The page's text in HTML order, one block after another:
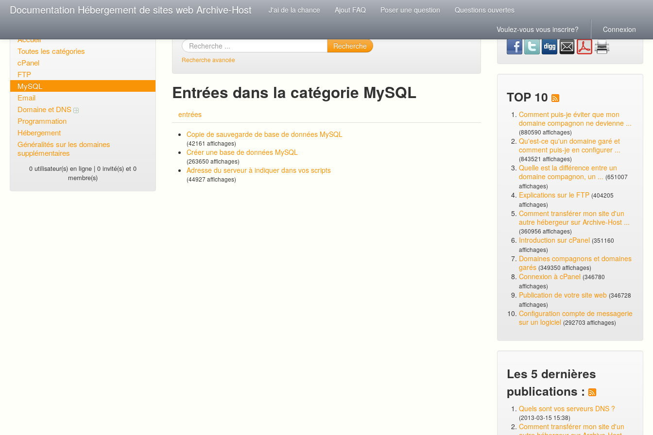
Documentation Hébergement de sites web Archive-Host J'ai de la chance Ajout FAQ Poser une question
Questions ouvertes
Voulez-vous vous inscrire?
Connexion
Accueil
Toutes les catégories
cPanel
FTP
MySQL
Email
Domaine et DNS
Programmation
Hébergement
Généralités sur les domaines
supplémentaires
0 utilisateur(s) en ligne | 0 invité(s) et 0
membre(s)
Recherche
Recherche avancée
Entrées dans la catégorie MySQL
entrées
Copie de sauvegarde de base de données MySQL
(42161 affichages)
Créer une base de données MySQL
(263650 affichages)
Adresse du serveur à indiquer dans vos scripts
(44927 affichages)
TOP 10
Comment puis-je éviter que mon
domaine compagnon ne devienne ...
(880590 affichages)
Qu'est-ce qu'un domaine garé et
comment puis-je en configurer ...
(843521 affichages)
Quelle est la différence entre un
domaine compagnon, un ... (651007
affichages)
Explications sur le FTP (404205
affichages)
Comment transférer mon site d'un
autre hébergeur sur Archive-Host ...
(360956 affichages)
Introduction sur cPanel (351160
affichages)
Domaines compagnons et domaines
garés (349350 affichages)
Connexion à cPanel (346780
affichages)
Publication de votre site web (346728
affichages)
Configuration compte de messagerie
sur un logiciel (292703 affichages)
Les 5 dernières
publications :
Quels sont vos serveurs DNS ?
(2013-03-15 15:38)
Comment transférer mon site d'un